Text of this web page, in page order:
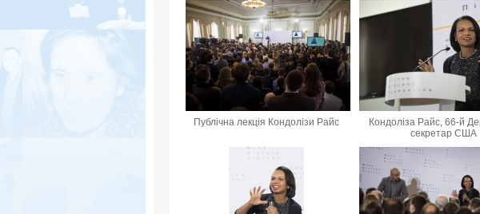
Публічна лекція Кондолізи Райс
Кондоліза Райс, 66-й
секретар США